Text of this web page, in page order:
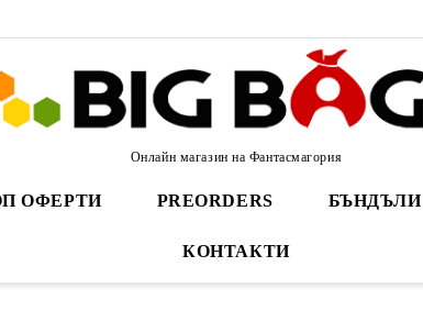
Онлайн магазин на Фантасмагория
ОФЕРТИ PREORDERS БЪНДЪЛИ
КОНТАКТИ